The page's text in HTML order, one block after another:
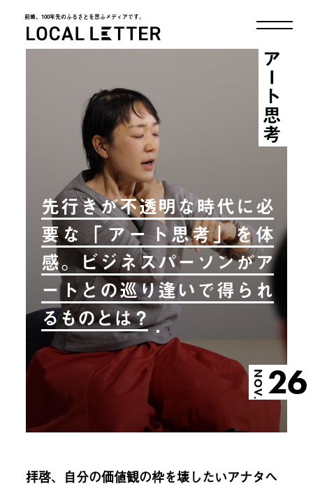
前略、100年先のふるさとを思ふメディアです。
LOCAL LETTER
先行きが不透明な時代に必
要な「​​アート思考」を体
感。ビジネスパーソンがア
ートとの巡り逢いで得られ
るものとは？
NOV. 26
アート思考
拝啓、自分の価値観の枠を壊したいアナタへ